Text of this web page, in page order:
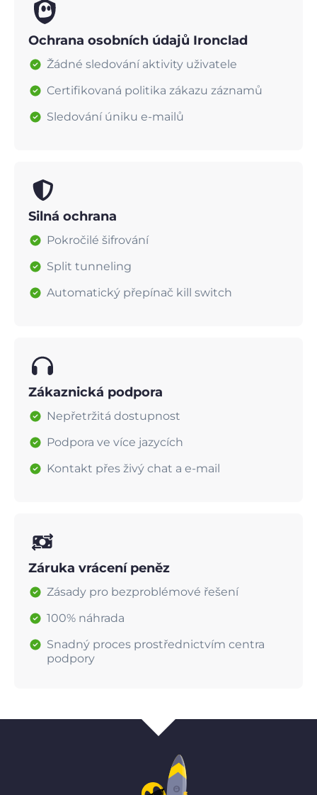
Ochrana osobních údajů Ironclad
Žádné sledování aktivity uživatele
Certifikovaná politika zákazu záznamů
Sledování úniku e-mailů
Silná ochrana
Pokročilé šifrování
Split tunneling
Automatický přepínač kill switch
Zákaznická podpora
Nepřetržitá dostupnost
Podpora ve více jazycích
Kontakt přes živý chat a e-mail
Záruka vrácení peněz
Zásady pro bezproblémové řešení
100% náhrada
Snadný proces prostřednictvím centra
podpory